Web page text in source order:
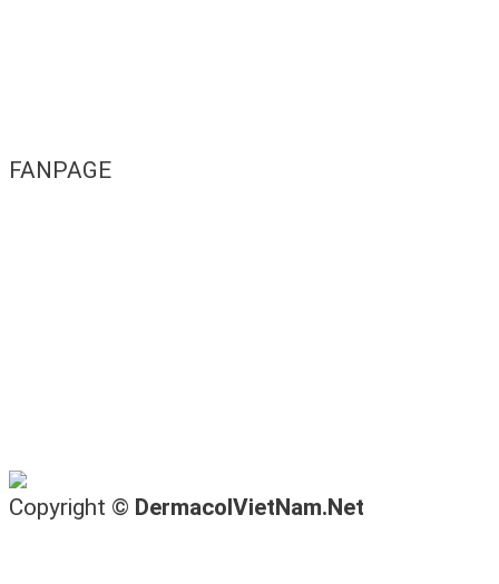
FANPAGE
Copyright © DermacolVietNam.Net